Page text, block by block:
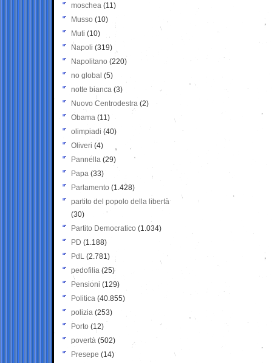
moschea (11)
Musso (10)
Muti (10)
Napoli (319)
Napolitano (220)
no global (5)
notte bianca (3)
Nuovo Centrodestra (2)
Obama (11)
olimpiadi (40)
Oliveri (4)
Pannella (29)
Papa (33)
Parlamento (1.428)
partito del popolo della libertà
(30)
Partito Democratico (1.034)
PD (1.188)
PdL (2.781)
pedofilia (25)
Pensioni (129)
Politica (40.855)
polizia (253)
Porto (12)
povertà (502)
Presepe (14)